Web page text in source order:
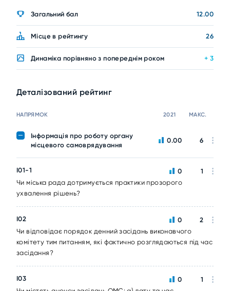
Загальний бал 12.00
Місце в рейтингу 26
Динаміка порівняно з попереднім роком + 3
Деталізований рейтинг
НАПРЯМОК 2021 МАКС.
Інформація про роботу органу
місцевого самоврядування
0.00 6
I01-1
Чи міська рада дотримується практики прозорого
ухвалення рішень?
0 1
I02
Чи відповідає порядок денний засідань виконавчого
комітету тим питанням, які фактично розглядаються під час
засідання?
0 2
I03
0 1